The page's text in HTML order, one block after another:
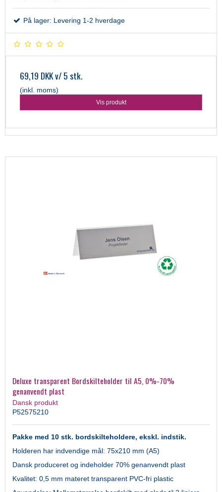
På lager: Levering 1-2 hverdage
69,19 DKKv/ 5 stk.
(inkl. moms)
Vis produkt
Deluxe transparent Bordskilteholder til A5, 0%-70%
genanvendt plast
Dansk produkt
P52575210
Pakke med 10 stk. bordskilteholdere, ekskl. indstik.
Holderen har indvendige mål: 75x210 mm (A5)
Dansk produceret og indeholder 70% genanvendt plast
Kvalitet: 0,5 mm materet transparent PVC-fri plastic